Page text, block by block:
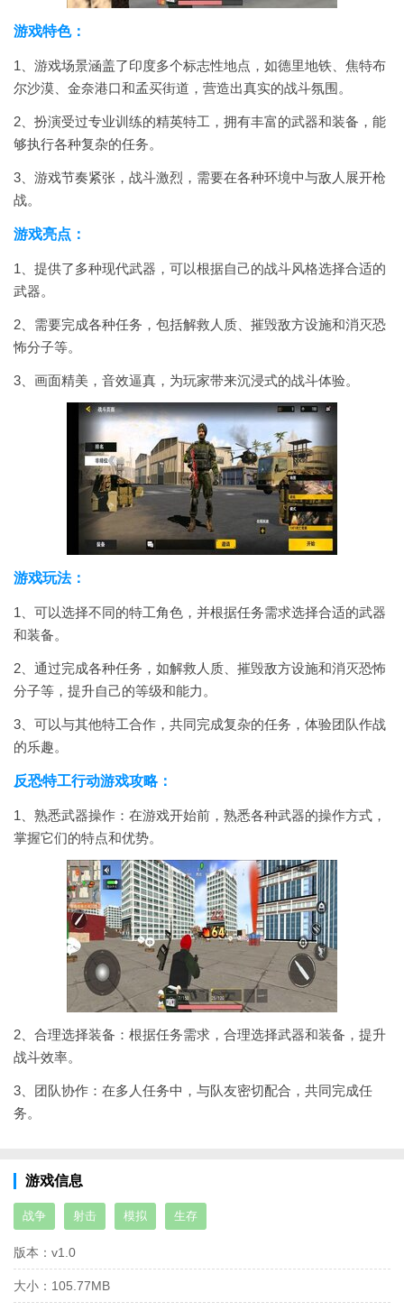
游戏特色：
1、游戏场景涵盖了印度多个标志性地点，如德里地铁、焦特布
尔沙漠、金奈港口和孟买街道，营造出真实的战斗氛围。
2、扮演受过专业训练的精英特工，拥有丰富的武器和装备，能
够执行各种复杂的任务。
3、游戏节奏紧张，战斗激烈，需要在各种环境中与敌人展开枪
战。
游戏亮点：
1、提供了多种现代武器，可以根据自己的战斗风格选择合适的
武器。
2、需要完成各种任务，包括解救人质、摧毁敌方设施和消灭恐
怖分子等。
3、画面精美，音效逼真，为玩家带来沉浸式的战斗体验。
游戏玩法：
1、可以选择不同的特工角色，并根据任务需求选择合适的武器
和装备。
2、通过完成各种任务，如解救人质、摧毁敌方设施和消灭恐怖
分子等，提升自己的等级和能力。
3、可以与其他特工合作，共同完成复杂的任务，体验团队作战
的乐趣。
反恐特工行动游戏攻略：
1、熟悉武器操作：在游戏开始前，熟悉各种武器的操作方式，
掌握它们的特点和优势。
2、合理选择装备：根据任务需求，合理选择武器和装备，提升
战斗效率。
3、团队协作：在多人任务中，与队友密切配合，共同完成任
务。
游戏信息
战争 射击 模拟 生存
版本： v1.0
大小： 105.77MB